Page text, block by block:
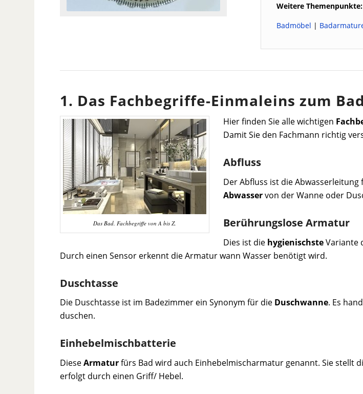
Weitere Themenpunkte:
Badmöbel |
1. Das Fachbegriffe-Einmaleins zum Bad
Das Bad. Fachbegriffe von A bis Z.
Hier finden Sie alle wichtigen
Damit Sie den Fachmann richtig
Abfluss
Der Abfluss ist die
Abwasservon der Wanne oder
Berührungslose Armatur
Dies ist die hygienischsteVariante
Durch einen Sensor erkennt die Armatur wann Wasser benötigt wird.
Duschtasse
Die Duschtasse ist im Badezimmer ein Synonym für die Duschwanne. Es
duschen.
Einhebelmischbatterie
DieseArmaturfürs Bad wird auch Einhebelmischarmatur genannt. Sie stellt
erfolgt durch einen Griff/ Hebel.